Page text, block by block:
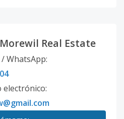
Real Estate
WhatsApp:
electrónico: